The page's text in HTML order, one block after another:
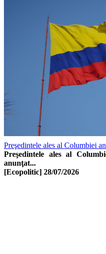
Preşedintele ales al Columbiei
Preşedintele ales al
anunţat...
[Ecopolitic] 28/07/2026